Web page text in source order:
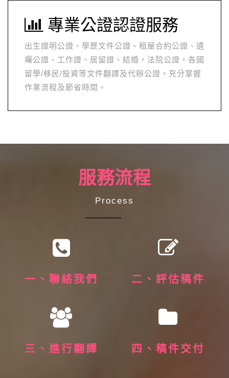
專業公證認證服務
出生證明公證、學歷文件公證、租屋合約公證、遺
囑公證、工作證、居留證、結婚，法院公證，各國
留學/移民/投資等文件翻譯及代辦公證。充分掌握
作業流程及節省時間。
服務流程
Process
一、聯絡我們 二、評估稿件
三、進行翻譯 四、稿件交付